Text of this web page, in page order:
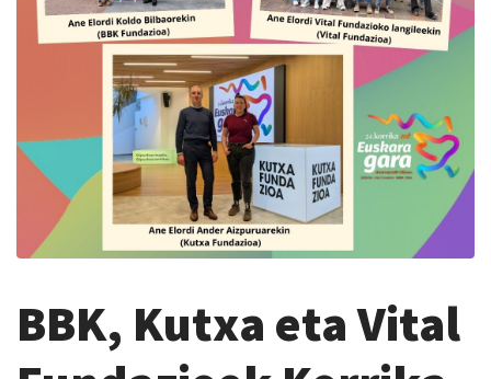
BBK, Kutxa eta Vital